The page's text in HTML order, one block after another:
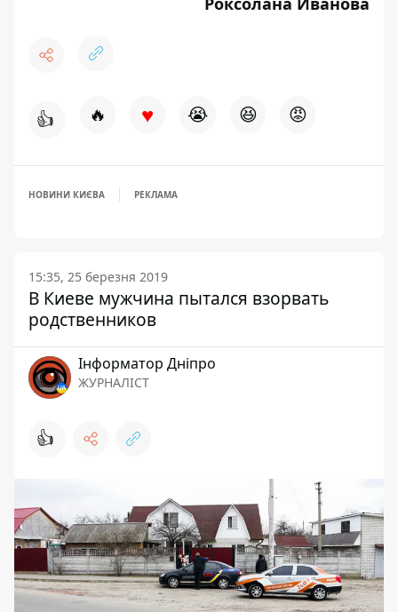
👍 🔥 ♥ 😭 😆 😡
НОВИНИ КИЄВА РЕКЛАМА
15:35, 25 березня 2019
В Киеве мужчина пытался взорвать
родственников
Інформатор Дніпро
ЖУРНАЛІСТ
👍